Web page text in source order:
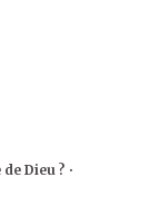
Dieu ? •